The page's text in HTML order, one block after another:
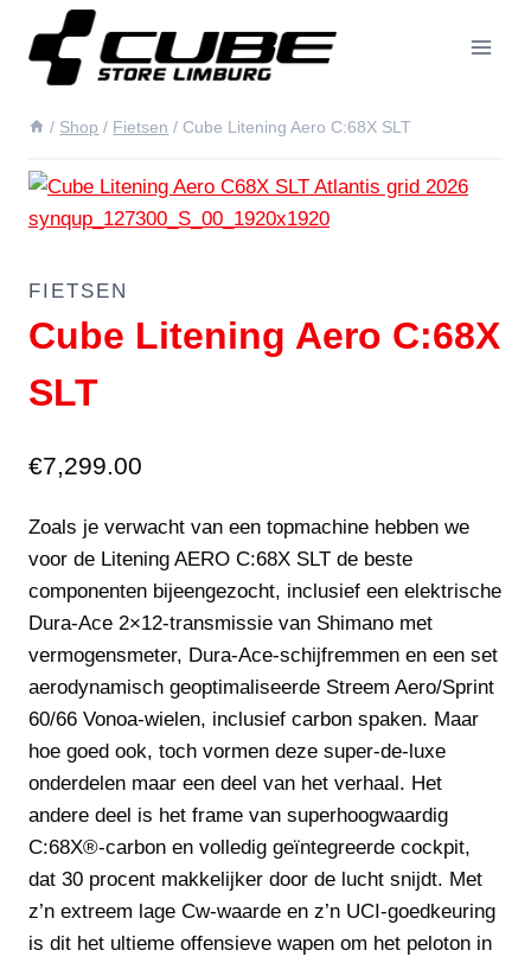
Doorgaan
naar
inhoud
/ Shop / Fietsen / Cube Litening Aero C:68X SLT
FIETSEN
Cube Litening Aero C:68X
SLT
€7,299.00
Zoals je verwacht van een topmachine hebben we
voor de Litening AERO C:68X SLT de beste
componenten bijeengezocht, inclusief een elektrische
Dura-Ace 2×12-transmissie van Shimano met
vermogensmeter, Dura-Ace-schijfremmen en een set
aerodynamisch geoptimaliseerde Streem Aero/Sprint
60/66 Vonoa-wielen, inclusief carbon spaken. Maar
hoe goed ook, toch vormen deze super-de-luxe
onderdelen maar een deel van het verhaal. Het
andere deel is het frame van superhoogwaardig
C:68X®-carbon en volledig geïntegreerde cockpit,
dat 30 procent makkelijker door de lucht snijdt. Met
z’n extreem lage Cw-waarde en z’n UCI-goedkeuring
is dit het ultieme offensieve wapen om het peloton in